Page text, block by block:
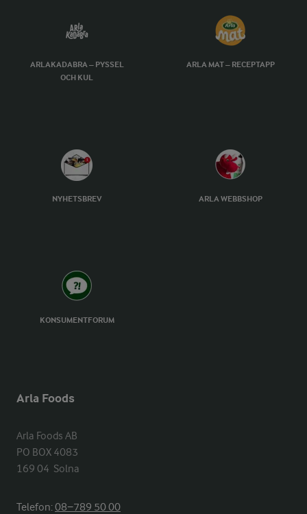
ARLAKADABRA – PYSSEL
OCH KUL
ARLA MAT – RECEPTAPP
NYHETSBREV ARLA WEBBSHOP
KONSUMENTFORUM
Arla Foods
Arla Foods AB
PO BOX 4083
169 04  Solna
Telefon:08−789 50 00